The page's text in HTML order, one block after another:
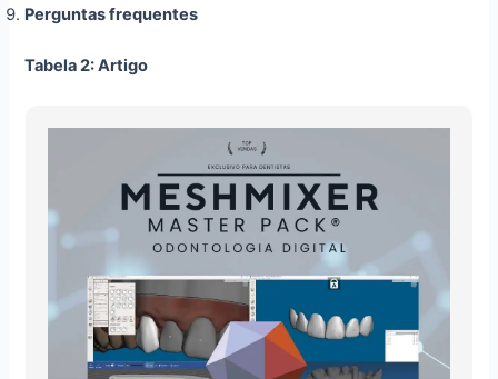
Perguntas frequentes
Tabela 2: Artigo